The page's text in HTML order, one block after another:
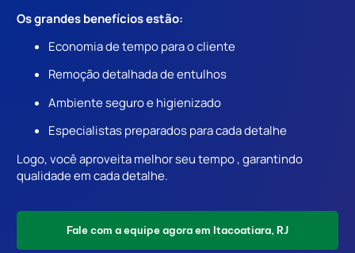
Os grandes benefícios estão:
Economia de tempo para o cliente
Remoção detalhada de entulhos
Ambiente seguro e higienizado
Especialistas preparados para cada detalhe
Logo, você aproveita melhor seu tempo , garantindo
qualidade em cada detalhe.
Fale com a equipe agora em Itacoatiara, RJ